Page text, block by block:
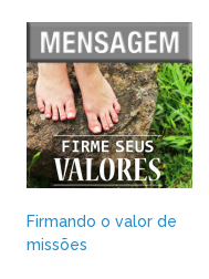
Firmando o valor de
missões